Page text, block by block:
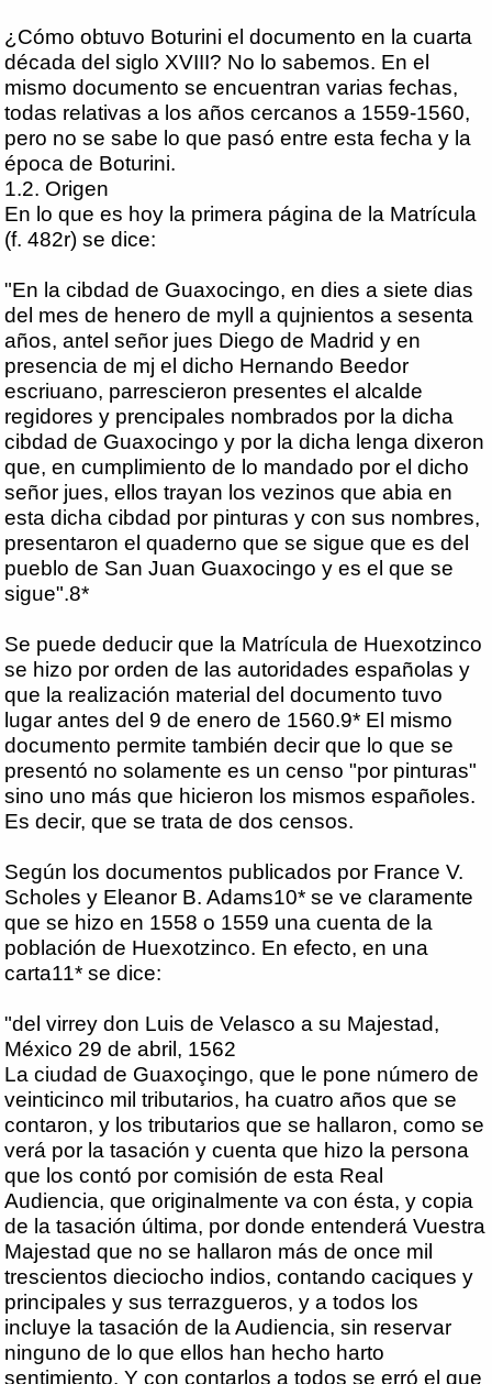
¿Cómo obtuvo Boturini el documento en la cuarta
década del siglo XVIII? No lo sabemos. En el
mismo documento se encuentran varias fechas,
todas relativas a los años cercanos a 1559-1560,
pero no se sabe lo que pasó entre esta fecha y la
época de Boturini.
1.2. Origen
En lo que es hoy la primera página de la Matrícula
(f. 482r) se dice:
"En la cibdad de Guaxocingo, en dies a siete dias
del mes de henero de myll a qujnientos a sesenta
años, antel señor jues Diego de Madrid y en
presencia de mj el dicho Hernando Beedor
escriuano, parrescieron presentes el alcalde
regidores y prencipales nombrados por la dicha
cibdad de Guaxocingo y por la dicha lenga dixeron
que, en cumplimiento de lo mandado por el dicho
señor jues, ellos trayan los vezinos que abia en
esta dicha cibdad por pinturas y con sus nombres,
presentaron el quaderno que se sigue que es del
pueblo de San Juan Guaxocingo y es el que se
sigue".8*
Se puede deducir que la Matrícula de Huexotzinco
se hizo por orden de las autoridades españolas y
que la realización material del documento tuvo
lugar antes del 9 de enero de 1560.9* El mismo
documento permite también decir que lo que se
presentó no solamente es un censo "por pinturas"
sino uno más que hicieron los mismos españoles.
Es decir, que se trata de dos censos.
Según los documentos publicados por France V.
Scholes y Eleanor B. Adams10* se ve claramente
que se hizo en 1558 o 1559 una cuenta de la
población de Huexotzinco. En efecto, en una
carta11* se dice:
"del virrey don Luis de Velasco a su Majestad,
México 29 de abril, 1562
La ciudad de Guaxoçingo, que le pone número de
veinticinco mil tributarios, ha cuatro años que se
contaron, y los tributarios que se hallaron, como se
verá por la tasación y cuenta que hizo la persona
que los contó por comisión de esta Real
Audiencia, que originalmente va con ésta, y copia
de la tasación última, por donde entenderá Vuestra
Majestad que no se hallaron más de once mil
trescientos dieciocho indios, contando caciques y
principales y sus terrazgueros, y a todos los
incluye la tasación de la Audiencia, sin reservar
ninguno de lo que ellos han hecho harto
sentimiento. Y con contarlos a todos se erró el que